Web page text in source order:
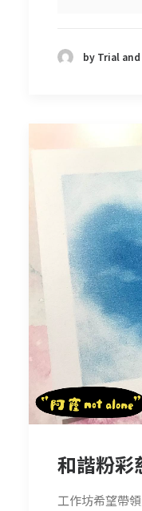
by Trial
和諧粉彩
工作坊希望帶